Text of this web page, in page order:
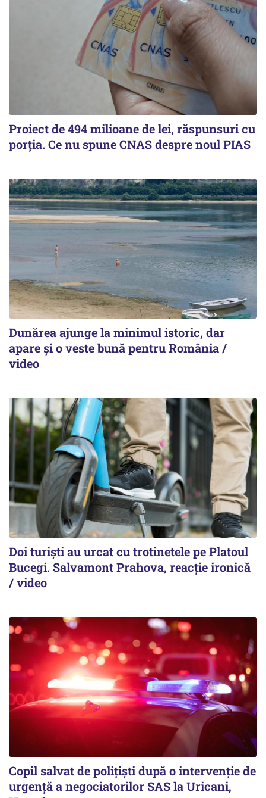
Proiect de 494 milioane de lei, răspunsuri cu
porția. Ce nu spune CNAS despre noul PIAS
Dunărea ajunge la minimul istoric, dar
apare și o veste bună pentru România /
video
Doi turiști au urcat cu trotinetele pe Platoul
Bucegi. Salvamont Prahova, reacție ironică
/ video
Copil salvat de polițiști după o intervenție de
urgență a negociatorilor SAS la Uricani,